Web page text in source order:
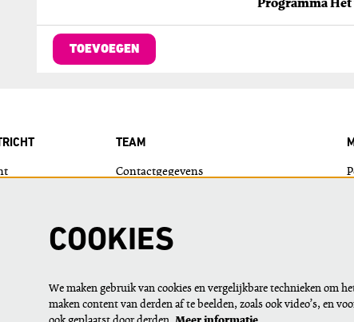
TOEVOEGEN
TEAM
Contactgegevens
COOKIES
We maken gebruik van cookies en vergelijkbare technieken om
maken content van derden af te beelden, zoals ook video’s, en